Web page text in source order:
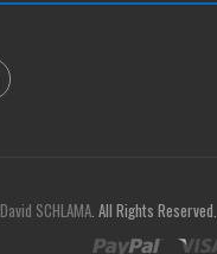
David SCHLAMA. All Rights Reserved.